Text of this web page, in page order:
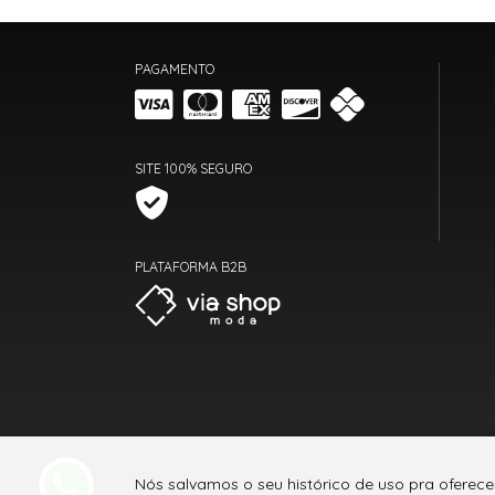
PAGAMENTO
SITE 100% SEGURO
PLATAFORMA B2B
Nós salvamos o seu histórico de uso pra